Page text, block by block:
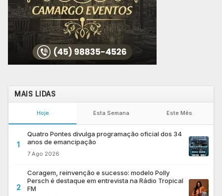
MAIS LIDAS
Hoje Esta Semana Este Mês
1
Quatro Pontes divulga programação oficial dos 34
anos de emancipação
7 Ago 2026
2
Coragem, reinvenção e sucesso: modelo Polly
Persch é destaque em entrevista na Rádio Tropical
FM